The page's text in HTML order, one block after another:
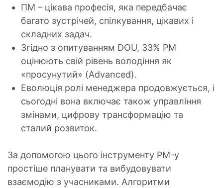
ПМ – цікава професія, яка передбачає
багато зустрічей, спілкування, цікавих і
складних задач.
Згідно з опитуванням DOU, 33% РМ
оцінюють свій рівень володіння як
«просунутий» (Advanced).
Еволюцiя ролi менеджера продовжується, і
сьогоднi вона включає також управлiння
змiнами, цифрову трансформацiю та
сталий розвиток.
За допомогою цього інструменту PM-у
простіше планувати та вибудовувати
взаємодію з учасниками. Алгоритми